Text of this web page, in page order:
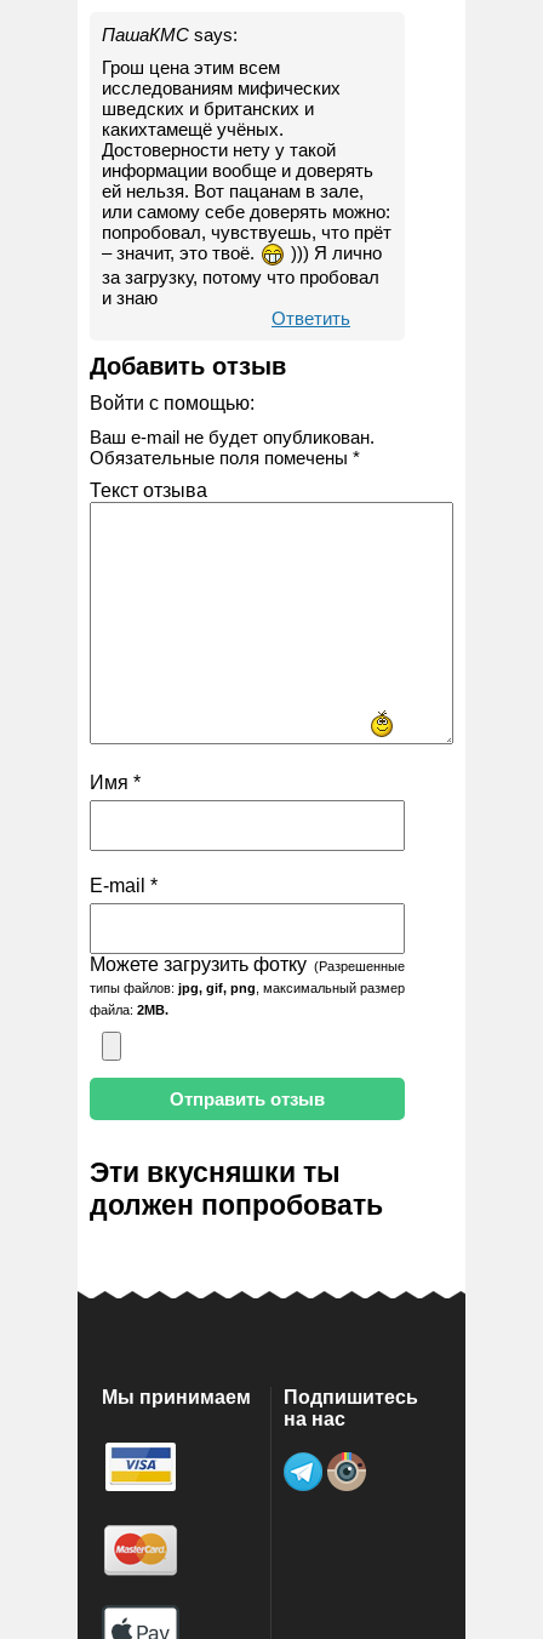
ПашаКМС says:
Грош цена этим всем
исследованиям мифических
шведских и британских и
какихтамещё учёных.
Достоверности нету у такой
информации вообще и доверять
ей нельзя. Вот пацанам в зале,
или самому себе доверять можно:
попробовал, чувствуешь, что прёт
– значит, это твоё.
))) Я лично
за загрузку, потому что пробовал
и знаю
Ответить
Добавить отзыв
Войти с помощью:
Ваш e-mail не будет опубликован.
Обязательные поля помечены *
Текст отзыва
Имя *
E-mail *
Можете загрузить фотку (Разрешенные
типы файлов: jpg, gif, png , максимальный размер
файла: 2MB.
Эти вкусняшки ты
должен попробовать
Мы принимаем
Подпишитесь
на нас